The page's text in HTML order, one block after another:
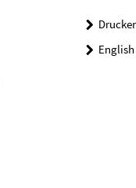
English